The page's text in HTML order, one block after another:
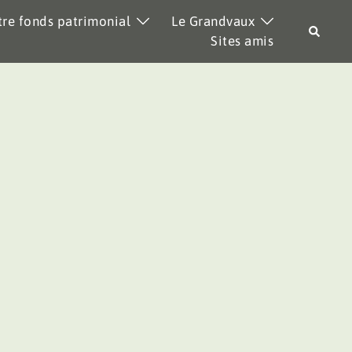
fonds patrimonial
Le Grandvaux
Sites amis